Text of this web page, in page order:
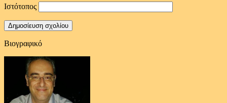
Ιστότοπος
Βιογραφικό